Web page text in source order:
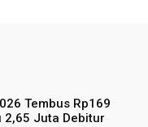
Tembus Rp169
2,65 Juta Debitur